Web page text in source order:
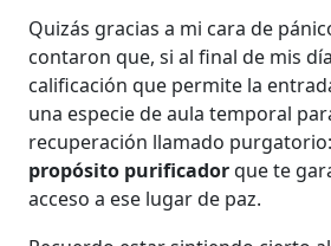
Quizás gracias a mi cara de
contaron que, si al final de mis
calificación que permite la
una especie de aula temporal
recuperación llamado purgatorio:
propósito purificadorque te
acceso a ese lugar de paz.